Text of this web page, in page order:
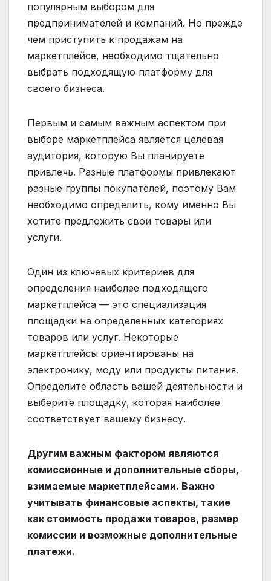
популярным выбором для
предпринимателей и компаний. Но прежде
чем приступить к продажам на
маркетплейсе, необходимо тщательно
выбрать подходящую платформу для
своего бизнеса.
Первым и самым важным аспектом при
выборе маркетплейса является целевая
аудитория, которую Вы планируете
привлечь. Разные платформы привлекают
разные группы покупателей, поэтому Вам
необходимо определить, кому именно Вы
хотите предложить свои товары или
услуги.
Один из ключевых критериев для
определения наиболее подходящего
маркетплейса — это специализация
площадки на определенных категориях
товаров или услуг. Некоторые
маркетплейсы ориентированы на
электронику, моду или продукты питания.
Определите область вашей деятельности и
выберите площадку, которая наиболее
соответствует вашему бизнесу.
Другим важным фактором являются
комиссионные и дополнительные сборы,
взимаемые маркетплейсами. Важно
учитывать финансовые аспекты, такие
как стоимость продажи товаров, размер
комиссии и возможные дополнительные
платежи.